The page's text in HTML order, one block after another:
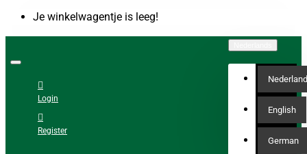
Je winkelwagentje is leeg!
Login
Register
English
German